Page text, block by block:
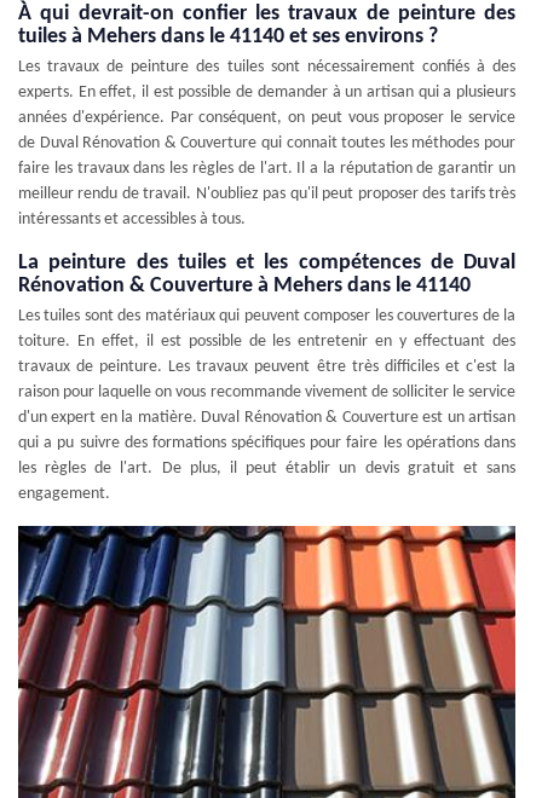
À qui devrait-on confier les travaux de peinture des
tuiles à Mehers dans le 41140 et ses environs ?
Les travaux de peinture des tuiles sont nécessairement confiés à des
experts. En effet, il est possible de demander à un artisan qui a plusieurs
années d'expérience. Par conséquent, on peut vous proposer le service
de Duval Rénovation & Couverture qui connait toutes les méthodes pour
faire les travaux dans les règles de l'art. Il a la réputation de garantir un
meilleur rendu de travail. N'oubliez pas qu'il peut proposer des tarifs très
intéressants et accessibles à tous.
La peinture des tuiles et les compétences de Duval
Rénovation & Couverture à Mehers dans le 41140
Les tuiles sont des matériaux qui peuvent composer les couvertures de la
toiture. En effet, il est possible de les entretenir en y effectuant des
travaux de peinture. Les travaux peuvent être très difficiles et c'est la
raison pour laquelle on vous recommande vivement de solliciter le service
d'un expert en la matière. Duval Rénovation & Couverture est un artisan
qui a pu suivre des formations spécifiques pour faire les opérations dans
les règles de l'art. De plus, il peut établir un devis gratuit et sans
engagement.